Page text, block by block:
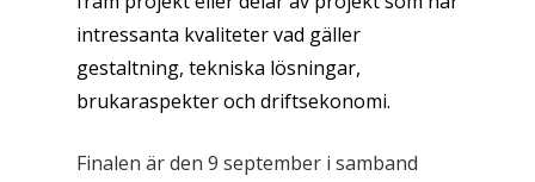
intressanta kvaliteter vad gäller
gestaltning, tekniska lösningar,
brukaraspekter och driftsekonomi.
Finalen är den 9 september i samband